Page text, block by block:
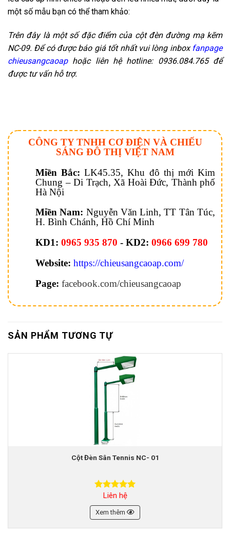
một số mẫu bạn có thể tham khảo:
Trên đây là một số đặc điểm của cột đèn đường mạ kẽm
NC-09. Để có được báo giá tốt nhất vui lòng inbox fanpage
chieusangcaoaphoặc liên hệ hotline: 0936.084.765 để
được tư vấn hỗ trợ.
CÔNG TY TNHH CƠ ĐIỆN VÀ CHIẾU
SÁNG ĐÔ THỊ VIỆT NAM
Miền Bắc: LK45.35, Khu đô thị mới Kim
Chung – Di Trạch, Xã Hoài Đức, Thành phố
Hà Nội
Miền Nam: Nguyễn Văn Linh, TT Tân Túc,
H. Bình Chánh, Hồ Chí Minh
KD1: 0965 935 870 - KD2: 0966 699 780
Website: https://chieusangcaoap.com/
Page: facebook.com/chieusangcaoap
SẢN PHẨM TƯƠNG TỰ
Cột Đèn Sân Tennis NC- 01
Được xếp
hạng5.00
5 sao
Liên hệ
Xem thêm